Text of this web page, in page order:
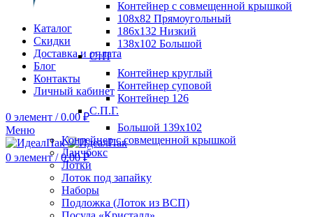
Каталог
Скидки
Доставка и оплата
Блог
Контакты
Личный кабинет
0 элемент / 0.00₽
Меню
0 элемент / 0.00₽
Контейнер с совмещенной крышкой
108х82 Прямоугольный
186х132 Низкий
138х102 Большой
СтП
Контейнер круглый
Контейнер суповой
Контейнер 126
С.П.Г.
Большой 139х102
Контейнер с совмещенной крышкой
Ланчбокс
Лотки
Лоток под запайку
Наборы
Подложка (Лоток из ВСП)